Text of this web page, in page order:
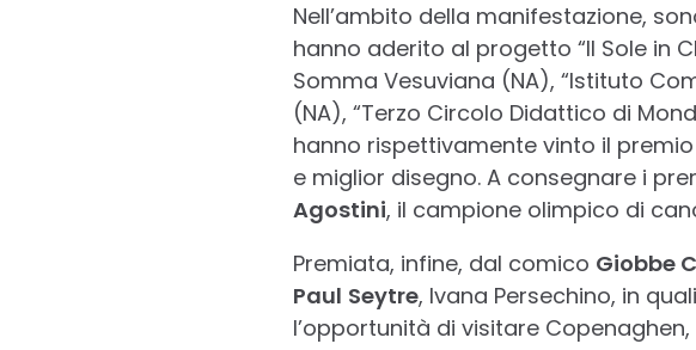
Nell’ambito della manifestazione,
hanno aderito al progetto “Il Sole in
Somma Vesuviana (NA), “Istituto
(NA), “Terzo Circolo Didattico di
hanno rispettivamente vinto il
e miglior disegno. A consegnare i
Agostini, il campione olimpico di
Premiata, infine, dal comico Giobbe
Paul Seytre, Ivana Persechino, in
l’opportunità di visitare